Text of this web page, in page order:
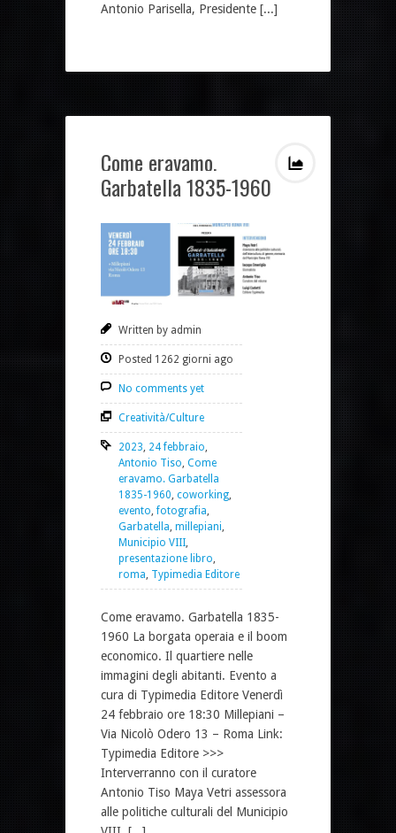
Antonio Parisella, Presidente [...]
Come eravamo.
Garbatella 1835-1960
Written by admin
Posted 1262 giorni ago
No comments yet
Creatività/Culture
2023 24 febbraio
Antonio Tiso Come
eravamo. Garbatella
1835-1960 coworking
evento ,fotografia
Garbatella millepiani
Municipio VIII
presentazione libro
roma Typimedia Editore
Come eravamo. Garbatella 1835-
1960 La borgata operaia e il boom
economico. Il quartiere nelle
immagini degli abitanti. Evento a
cura di Typimedia Editore Venerdì
24 febbraio ore 18:30 Millepiani –
Via Nicolò Odero 13 – Roma Link:
Typimedia Editore >>>
Interverranno con il curatore
Antonio Tiso Maya Vetri assessora
alle politiche culturali del Municipio